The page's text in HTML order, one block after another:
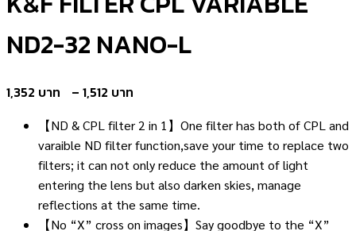
ND2-32 NANO-L
1,352 – 1,512
1,352 ฿
through
1,512 ฿
【ND & CPL filter 2 in 1】One filter has both of CPL and
varaible ND filter function,save your time to replace two
filters; it can not only reduce the amount of light
entering the lens but also darken skies, manage
reflections at the same time.
【No “X” cross on images】Say goodbye to the “X”